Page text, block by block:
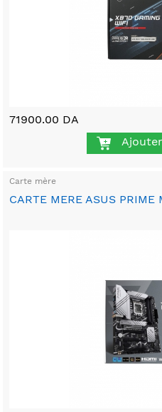
71900.00 DA
Carte mère
CARTE MERE ASUS